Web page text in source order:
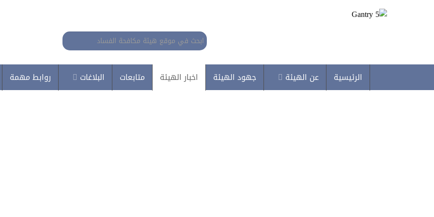
البحث...
الرئيسية عن الهيئة جهود الهيئة اخبار الهيئة متابعات البلاغات روابط مهمة